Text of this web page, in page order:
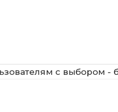
с выбором -